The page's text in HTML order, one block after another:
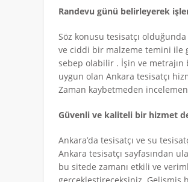
Randevu günü belirleyerek
Söz konusu tesisatçı
ve ciddi bir malzeme temini ile
sebep olabilir . İşin ve metrajın
uygun olan Ankara tesisatçı
Zaman kaybetmeden
Güvenli ve kaliteli bir hizmet
Ankara’da tesisatçı ve su
Ankara tesisatçı sayfasından
bu sitede zamanı etkili ve